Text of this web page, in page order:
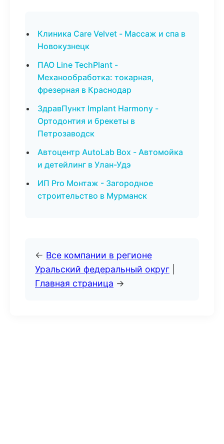
Клиника Care Velvet - Массаж и спа в
Новокузнецк
ПАО Line TechPlant -
Механообработка: токарная,
фрезерная в Краснодар
ЗдравПункт Implant Harmony -
Ортодонтия и брекеты в
Петрозаводск
Автоцентр AutoLab Box - Автомойка
и детейлинг в Улан-Удэ
ИП Pro Монтаж - Загородное
строительство в Мурманск
← Все компании в регионе
Уральский федеральный округ
Главная страница →